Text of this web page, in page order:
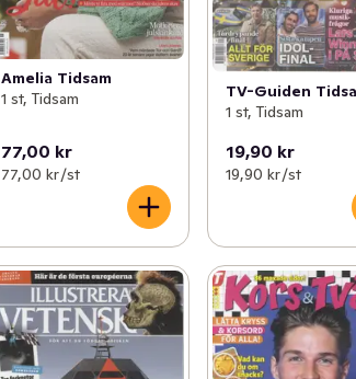
Amelia Tidsam
1 st, Tidsam
77,00 kr
77,00 kr /st
TV-Guiden
1 st, Tidsam
19,90 kr
19,90 kr /st